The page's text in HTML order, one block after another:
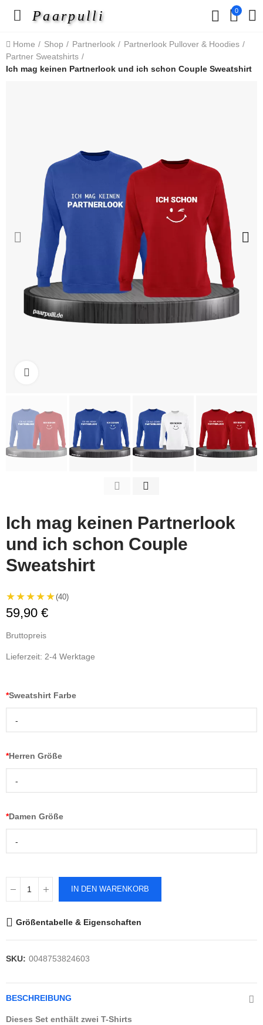
Paarpulli 0
Home Shop Partnerlook
Partnerlook Pullover & Hoodies
Partner Sweatshirts
Ich mag keinen Partnerlook und ich schon Couple Sweatshirt
Ich mag keinen Partnerlook
und ich schon Couple
Sweatshirt
★★★★★(40)
59,90 €
Bruttopreis
Lieferzeit: 2-4 Werktage
*Sweatshirt Farbe
-
*Herren Größe
-
*Damen Größe
-
IN DEN WARENKORB
Größentabelle & Eigenschaften
SKU: 0048753824603
BESCHREIBUNG
Dieses Set enthält zwei T-Shirts